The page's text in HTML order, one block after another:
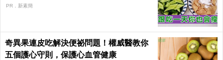
PR．新素簡
奇異果連皮吃解決便祕問題！權威醫教你
五個護心守則，保護心血管健康